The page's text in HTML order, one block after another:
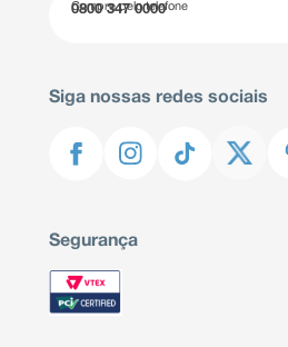
Compre pelo telefone
0800 347 0000
Siga nossas redes sociais
Segurança